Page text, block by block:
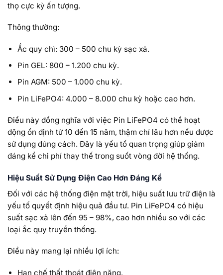
thọ cực kỳ ấn tượng.
Thông thường:
Ắc quy chì: 300 – 500 chu kỳ sạc xả.
Pin GEL: 800 – 1.200 chu kỳ.
Pin AGM: 500 – 1.000 chu kỳ.
Pin LiFePO4: 4.000 – 8.000 chu kỳ hoặc cao hơn.
Điều này đồng nghĩa với việc Pin LiFePO4 có thể hoạt
động ổn định từ 10 đến 15 năm, thậm chí lâu hơn nếu được
sử dụng đúng cách. Đây là yếu tố quan trọng giúp giảm
đáng kể chi phí thay thế trong suốt vòng đời hệ thống.
Hiệu Suất Sử Dụng Điện Cao Hơn Đáng Kể
Đối với các hệ thống điện mặt trời, hiệu suất lưu trữ điện là
yếu tố quyết định hiệu quả đầu tư. Pin LiFePO4 có hiệu
suất sạc xả lên đến 95 – 98%, cao hơn nhiều so với các
loại ắc quy truyền thống.
Điều này mang lại nhiều lợi ích:
Hạn chế thất thoát điện năng.